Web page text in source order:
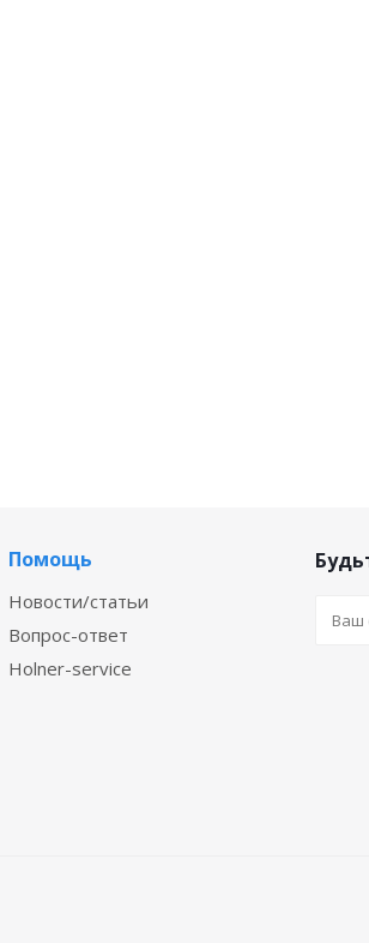
Помощь
Новости/статьи
Вопрос-ответ
Holner-service